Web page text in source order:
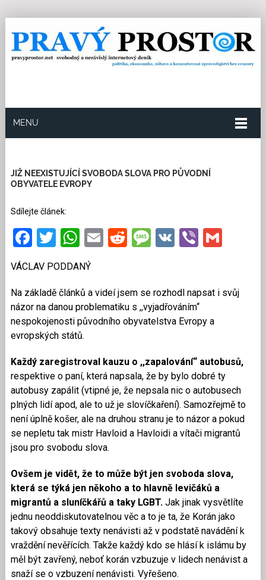
MENU
JIŽ NEEXISTUJÍCÍ SVOBODA SLOVA PRO PŮVODNÍ
OBYVATELE EVROPY
Sdílejte článek:
Facebook
Twitter
WhatsApp
EmailRedditMessage
VKViber
VÁCLAV PODDANÝ
Na základě článků a videí jsem se rozhodl napsat i svůj
názor na danou problematiku s ,,vyjadřováním“
nespokojenosti původního obyvatelstva Evropy a
evropských států.
Každý zaregistroval kauzu o ,,zapalování“ autobusů,
respektive o paní, která napsala, že by bylo dobré ty
autobusy zapálit (vtipné je, že nepsala nic o autobusech
plných lidí apod, ale to už je slovíčkaření). Samozřejmě to
není úplně košer, ale na druhou stranu je to názor a pokud
se nepletu tak mistr Havloid a Havloidi a vítači migrantů
jsou pro svobodu slova.
Ovšem je vidět, že to může být jen svoboda slova,
která se týká jen někoho a to hlavně levičáků a
migrantů a sluníčkářů a taky LGBT. Jak jinak vysvětlíte
jednu neoddiskutovatelnou věc a to je ta, že Korán jako
takový obsahuje texty nenávisti až v podstatě navádění k
vraždění nevěřících. Takže každý kdo se hlásí k islámu by
měl být zavřený, neboť korán vzbuzuje v lidech nenávist a
snaží se o vzbuzení nenávisti. Vyřešeno.